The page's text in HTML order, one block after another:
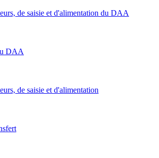
de saisie et d'alimentation du DAA
DAA
de saisie et d'alimentation